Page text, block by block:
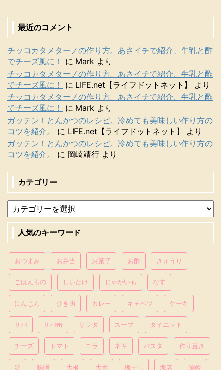
最近のコメント
チッコカタメターノの作り方。あさイチで紹介、牛乳と酢
でチーズ風に！
に Mark より
チッコカタメターノの作り方。あさイチで紹介、牛乳と酢
でチーズ風に！
に LIFE.net【ライフドットネット】
より
チッコカタメターノの作り方。あさイチで紹介、牛乳と酢
でチーズ風に！
に Mark より
ガッテン！とんかつのレシピ。冷めても美味しい作り方の
コツを紹介。
に LIFE.net【ライフドットネット】
より
ガッテン！とんかつのレシピ。冷めても美味しい作り方の
コツを紹介。
に 岡崎靖行 より
カテゴリー
人気のキーワード
おつまみ お弁当 お菓子 お酢 きゅうり
ごはんもの しいたけ じゃがいも なす
にんじん ひき肉 カレー キャベツ ケーキ
サバ サバ缶 サラダ スープ ダイエット
チーズ トマト ニラ ネギ パスタ 作り置き
卵 味噌 大根 大葉 梅干し 海老 漬物